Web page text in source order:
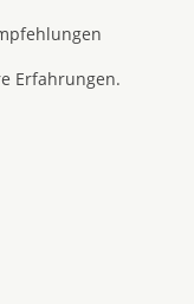
Erfahrungen.